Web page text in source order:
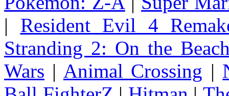
| Resident Evil 4
Stranding 2: On the
Wars | Animal Crossing |